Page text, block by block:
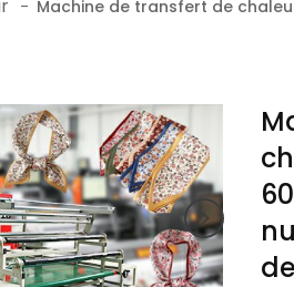
- Machine de transfert de